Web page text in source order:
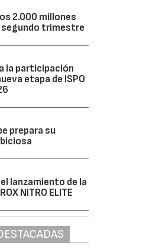
2.000 millones
segundo trimestre
la participación
etapa de ISPO
prepara su
lanzamiento de la
NITRO ELITE